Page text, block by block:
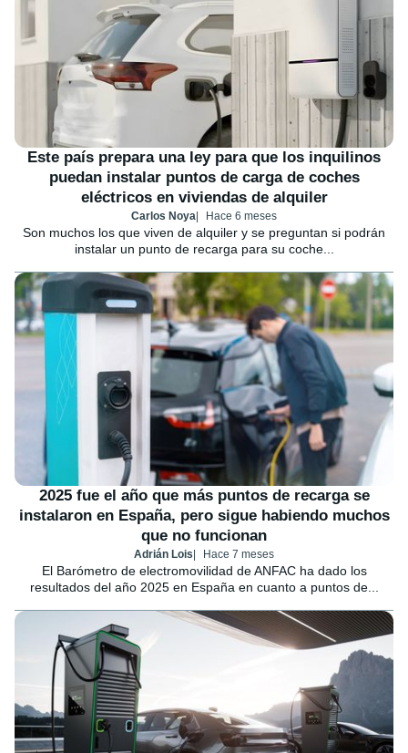
Este país prepara una ley para que los inquilinos
puedan instalar puntos de carga de coches
eléctricos en viviendas de alquiler
Carlos Noya Hace 6 meses
Son muchos los que viven de alquiler y se preguntan si podrán
instalar un punto de recarga para su coche...
2025 fue el año que más puntos de recarga se
instalaron en España, pero sigue habiendo muchos
que no funcionan
Adrián Lois Hace 7 meses
El Barómetro de electromovilidad de ANFAC ha dado los
resultados del año 2025 en España en cuanto a puntos de...